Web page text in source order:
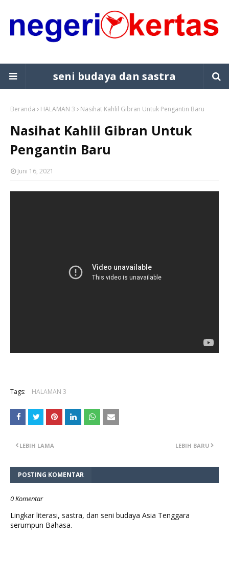
seni budaya dan sastra
Beranda HALAMAN 3 Nasihat Kahlil Gibran Untuk Pengantin Baru
Nasihat Kahlil Gibran Untuk
Pengantin Baru
Juni 16, 2021
Tags: HALAMAN 3
LEBIH BARU
LEBIH LAMA
POSTING KOMENTAR
0 Komentar
Lingkar literasi, sastra, dan seni budaya Asia Tenggara
serumpun Bahasa.